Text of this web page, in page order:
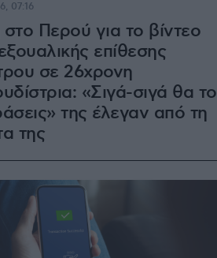
Περού για το βίντεο
επίθεσης
σε 26χρονη
«Σιγά-σιγά θα το
της έλεγαν από τη
της
07:16